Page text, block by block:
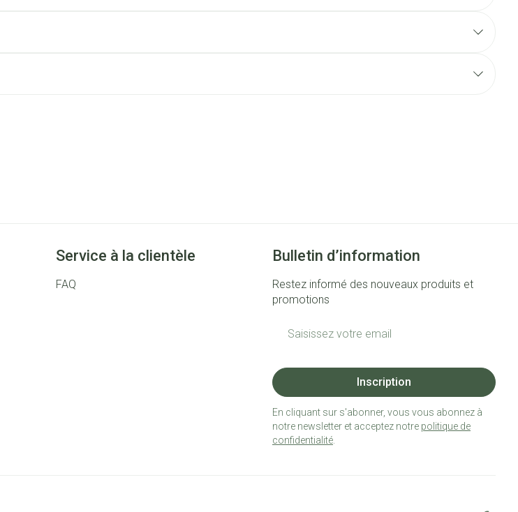
Service à la clientèle
FAQ
Bulletin d’information
Restez informé des nouveaux produits et
promotions
Inscription
En cliquant sur s'abonner, vous vous abonnez à
notre newsletter et acceptez notre politique de
confidentialité